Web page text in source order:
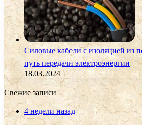
Силовые кабели с изоляцией из
путь передачи электроэнергии
18.03.2024
Свежие записи
4 недели назад